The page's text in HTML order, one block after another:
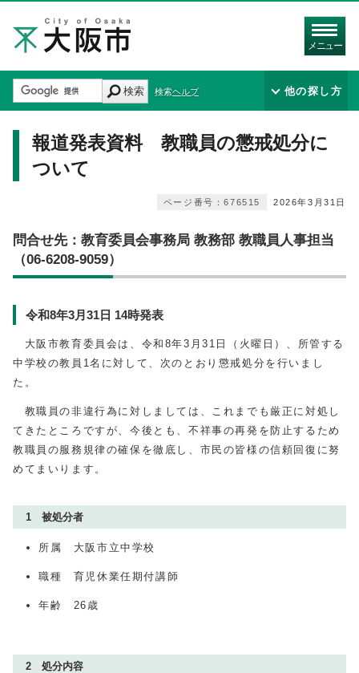
メニュー
検索 検索ヘルプ 他の探し方
報道発表資料 教職員の懲戒処分に
ついて
2026年3月31日
ページ番号：676515
問合せ先：教育委員会事務局 教務部 教職員人事担当
（06-6208-9059）
令和8年3月31日 14時発表
大阪市教育委員会は、令和8年3月31日（火曜日）、所管する
中学校の教員1名に対して、次のとおり懲戒処分を行いまし
た。
教職員の非違行為に対しましては、これまでも厳正に対処し
てきたところですが、今後とも、不祥事の再発を防止するため
教職員の服務規律の確保を徹底し、市民の皆様の信頼回復に努
めてまいります。
1 被処分者
所属 大阪市立中学校
職種 育児休業任期付講師
年齢 26 歳
2 処分内容